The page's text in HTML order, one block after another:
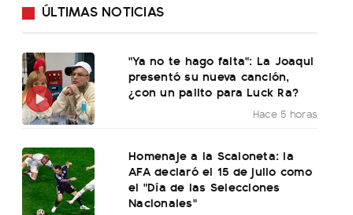
ÚLTIMAS NOTICIAS
"Ya no te hago falta": La Joaqui
presentó su nueva canción,
¿con un palito para Luck Ra?
Hace 5 horas
Homenaje a la Scaloneta: la
AFA declaró el 15 de julio como
el "Día de las Selecciones
Nacionales"